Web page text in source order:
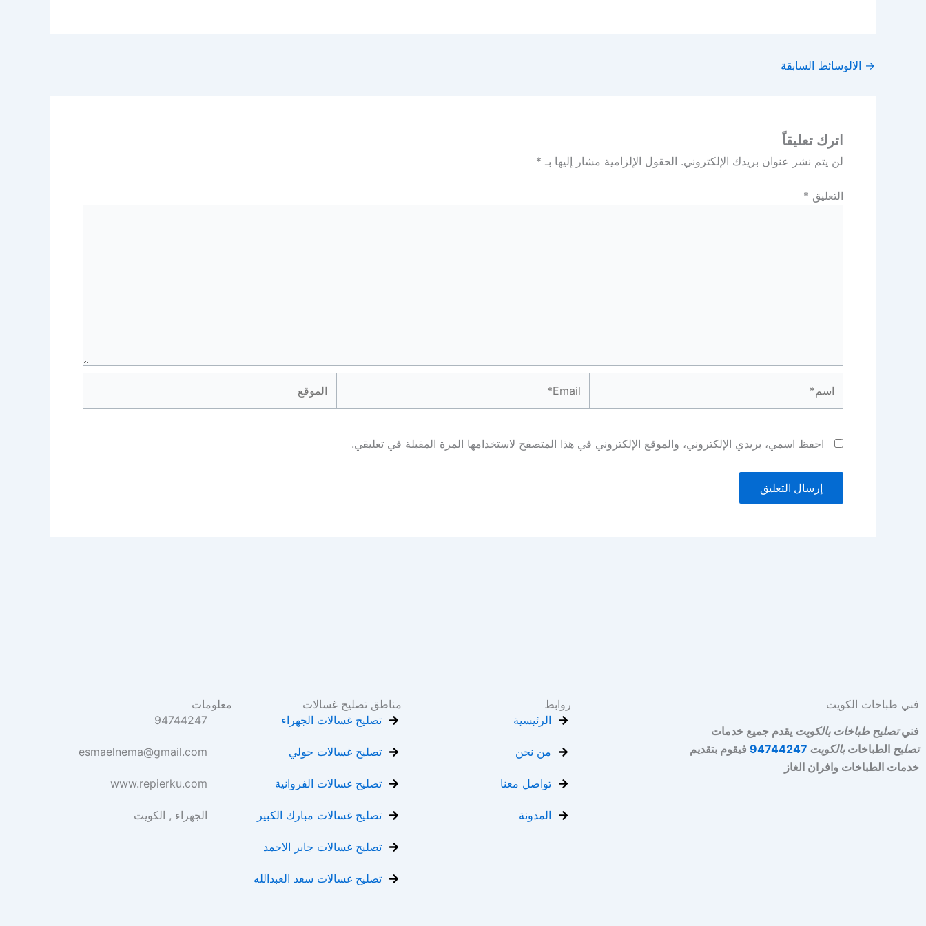
→ الالوسائط السابقة
اترك تعليقاً
لن يتم نشر عنوان بريدك الإلكتروني. الحقول الإلزامية مشار إليها بـ *
التعليق *
احفظ اسمي، بريدي الإلكتروني، والموقع الإلكتروني في هذا المتصفح لاستخدامها المرة المقبلة في تعليقي.
فني طباخات الكويت
فنيتصليح طباخات بالكويت يقدم جميع خدمات
تصليح الطباخاتبالكويت
فيقوم بتقديم
خدمات الطباخات وافران الغاز
روابط
الرئيسية
من نحن
تواصل معنا
المدونة
مناطق تصليح غسالات
تصليح غسالات الجهراء
تصليح غسالات حولي
تصليح غسالات الفروانية
تصليح غسالات مبارك الكبير
تصليح غسالات جابر الاحمد
تصليح غسالات سعد العبدالله
معلومات
94744247
esmaelnema@gmail.com
www.repierku.com
الجهراء , الكويت